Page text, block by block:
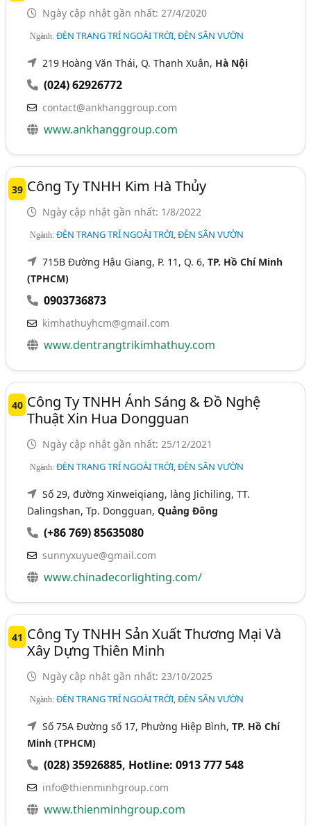
Ngày cập nhật gần nhất: 27/4/2020
Ngành:ĐÈN TRANG TRÍ NGOÀI TRỜI, ĐÈN SÂN VƯỜN
219 Hoàng Văn Thái, Q. Thanh Xuân, Hà Nội
(024) 62926772
contact@ankhanggroup.com
www.ankhanggroup.com
39 Công Ty TNHH Kim Hà Thủy
Ngày cập nhật gần nhất: 1/8/2022
Ngành:ĐÈN TRANG TRÍ NGOÀI TRỜI, ĐÈN SÂN VƯỜN
715B Đường Hậu Giang, P. 11, Q. 6,TP. Hồ Chí Minh
(TPHCM)
0903736873
kimhathuyhcm@gmail.com
www.dentrangtrikimhathuy.com
40 Công Ty TNHH Ánh Sáng & Đồ Nghệ
Thuật Xin Hua Dongguan
Ngày cập nhật gần nhất: 25/12/2021
Ngành:ĐÈN TRANG TRÍ NGOÀI TRỜI, ĐÈN SÂN VƯỜN
Số 29, đường Xinweiqiang, làng Jichiling, TT.
Dalingshan, Tp. Dongguan,Quảng Đông
(+86 769) 85635080
sunnyxuyue@gmail.com
www.chinadecorlighting.com/
41 Công Ty TNHH Sản Xuất Thương Mại Và
Xây Dựng Thiên Minh
Ngày cập nhật gần nhất: 23/10/2025
Ngành:ĐÈN TRANG TRÍ NGOÀI TRỜI, ĐÈN SÂN VƯỜN
Số 75A Đường số 17, Phường Hiệp Bình,TP. Hồ Chí
Minh (TPHCM)
(028) 35926885, Hotline: 0913 777 548
info@thienminhgroup.com
www.thienminhgroup.com